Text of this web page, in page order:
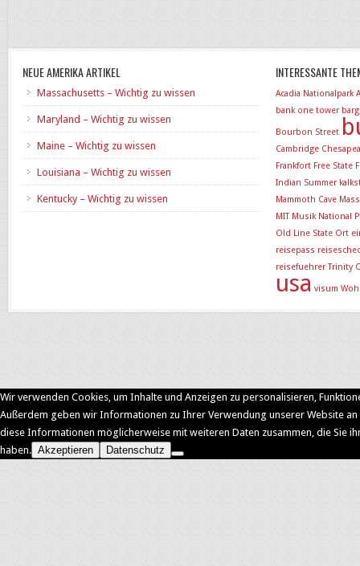
NEUE AMERIKA ARTIKEL
Massachusetts – Wichtig zu wissen
Maryland – Wichtig zu wissen
Maine – Wichtig zu wissen
Louisiana – Wichtig zu wissen
Kentucky – Wichtig zu wissen
INTERESSANTE
Acadia Nationalpark
bank one tower
Bourbon Street
Cambridge
Frankfort Free State
Indian Summer
Mammoth Cave
MIT Musik National
Old Line State Ort
reisepass
reisefuehrer Trinity
usa visum
Wir verwenden Cookies, um Inhalte und Anzeigen zu personalisieren,
Außerdem geben wir Informationen zu Ihrer Verwendung unserer Website
diese Informationen möglicherweise mit weiteren Daten zusammen, die Sie
haben. Akzeptieren Datenschutz